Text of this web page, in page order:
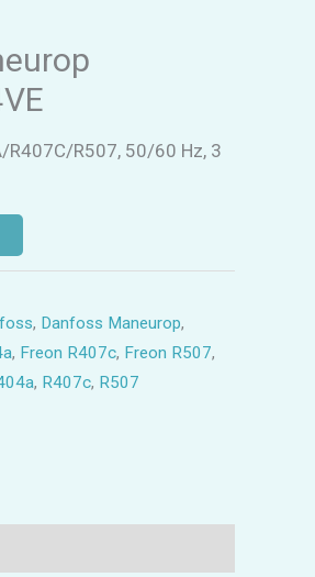
R407C/R507, 50/60 Hz, 3
, Danfoss Maneurop,
, Freon R407c, Freon R507,
, R407c, R507